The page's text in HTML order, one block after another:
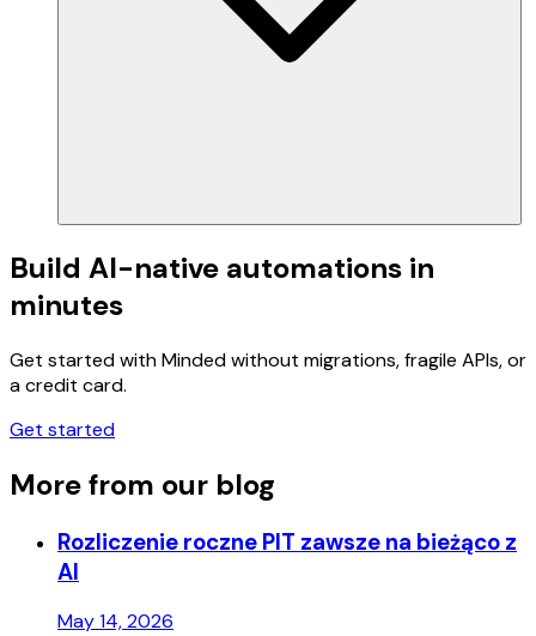
Build AI-native automations in
minutes
Get started with Minded without migrations, fragile APIs, or
a credit card.
Get started
More from our blog
Rozliczenie roczne PIT zawsze na bieżąco z
AI
May 14, 2026